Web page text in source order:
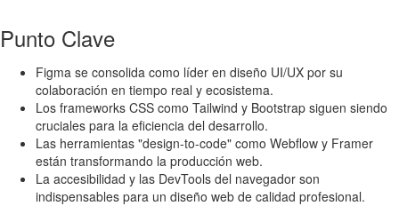
Punto Clave
Figma se consolida como líder en diseño UI/UX por su
colaboración en tiempo real y ecosistema.
Los frameworks CSS como Tailwind y Bootstrap siguen siendo
cruciales para la eficiencia del desarrollo.
Las herramientas "design-to-code" como Webflow y Framer
están transformando la producción web.
La accesibilidad y las DevTools del navegador son
indispensables para un diseño web de calidad profesional.